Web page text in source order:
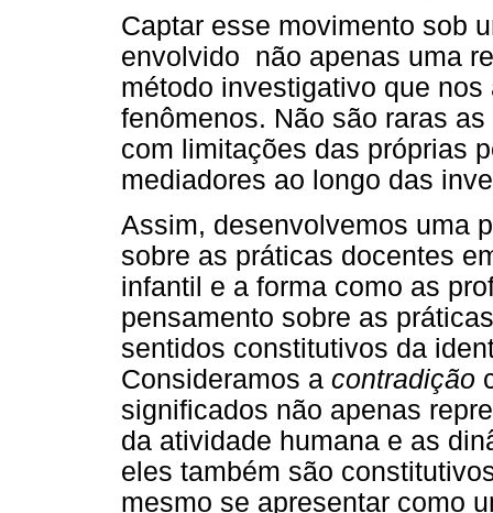
Captar esse movimento sob
envolvido não apenas uma
método investigativo que
fenômenos. Não são raras
com limitações das próprias
mediadores ao longo das
Assim, desenvolvemos uma
sobre as práticas docentes
infantil e a forma como as
pensamento sobre as
sentidos constitutivos da
Consideramos a contradição
significados não apenas
da atividade humana e as
eles também são
mesmo se apresentar como